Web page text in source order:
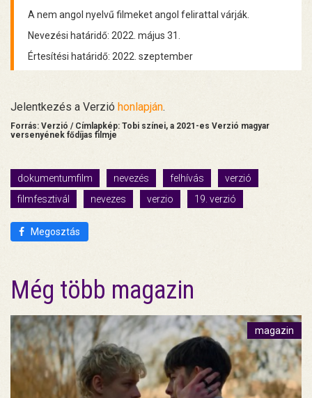
A nem angol nyelvű filmeket angol felirattal várják.
Nevezési határidő: 2022. május 31.
Értesítési határidő: 2022. szeptember
Jelentkezés a Verzió honlapján.
Forrás: Verzió / Címlapkép: Tobi színei, a 2021-es Verzió magyar
versenyének fődíjas filmje
dokumentumfilm nevezés felhívás
verzió
filmfesztivál
nevezes verzio 19. verzió
Megosztás
Még több magazin
magazin